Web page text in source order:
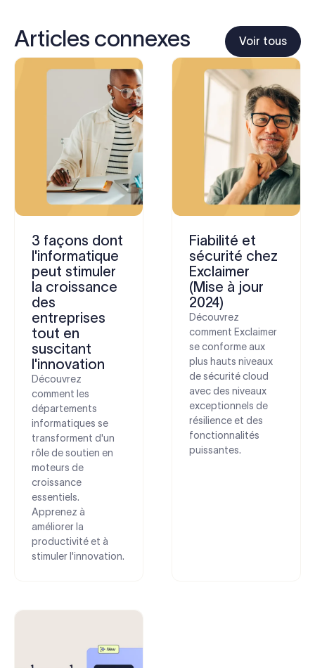
Articles connexes Voir tous
3 façons dont
l'informatique
peut stimuler
la croissance
des
entreprises
tout en
suscitant
l'innovation
Découvrez
comment les
départements
informatiques se
transforment d'un
rôle de soutien en
moteurs de
croissance
essentiels.
Apprenez à
améliorer la
productivité et à
stimuler l'innovation.
Fiabilité et
sécurité chez
Exclaimer
(Mise à jour
2024)
Découvrez
comment Exclaimer
se conforme aux
plus hauts niveaux
de sécurité cloud
avec des niveaux
exceptionnels de
résilience et des
fonctionnalités
puissantes.